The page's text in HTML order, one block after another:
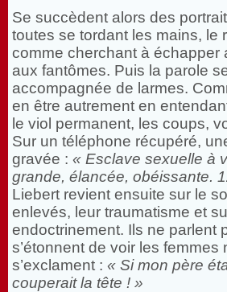
Se succèdent alors des
toutes se tordant les mains, le
comme cherchant à échapper
aux fantômes. Puis la parole
accompagnée de larmes.
en être autrement en
le viol permanent, les coups,
Sur un téléphone récupéré,
gravée : « Esclave sexuelle à
grande, élancée, obéissante.
Liebert revient ensuite sur le
enlevés, leur traumatisme et
endoctrinement. Ils ne parlent
s’étonnent de voir les femmes
s’exclament : « Si mon père
couperait la tête ! »